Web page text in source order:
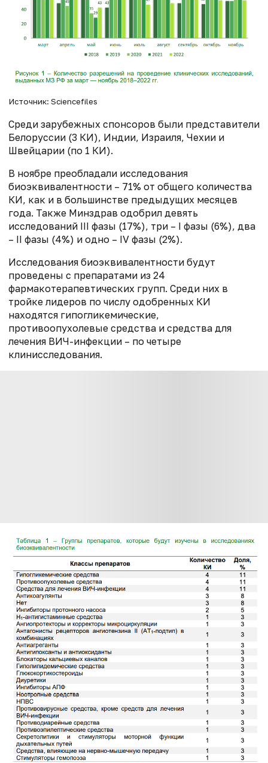
Источник: Sciencefiles
Среди зарубежных спонсоров были представители
Белоруссии (3 КИ), Индии, Израиля, Чехии и
Швейцарии (по 1 КИ).
В ноябре преобладали исследования
биоэквивалентности – 71% от общего количества
КИ, как и в большинстве предыдущих месяцев
года. Также Минздрав одобрил девять
исследований III фазы (17%), три – I фазы (6%), два
– II фазы (4%) и одно – IV фазы (2%).
Исследования биоэквивалентности будут
проведены с препаратами из 24
фармакотерапевтических групп. Среди них в
тройке лидеров по числу одобренных КИ
находятся гипогликемические,
противоопухолевые средства и средства для
лечения ВИЧ-инфекции – по четыре
клинисследования.